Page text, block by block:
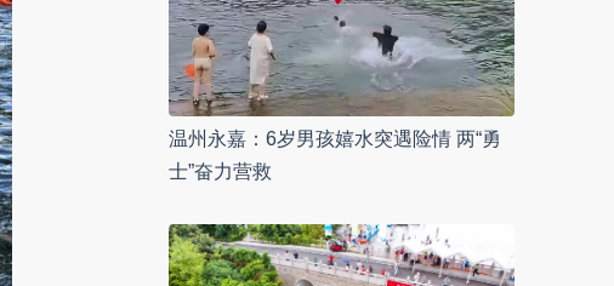
温州永嘉：6岁男孩嬉水突遇险情 两“勇
士”奋力营救